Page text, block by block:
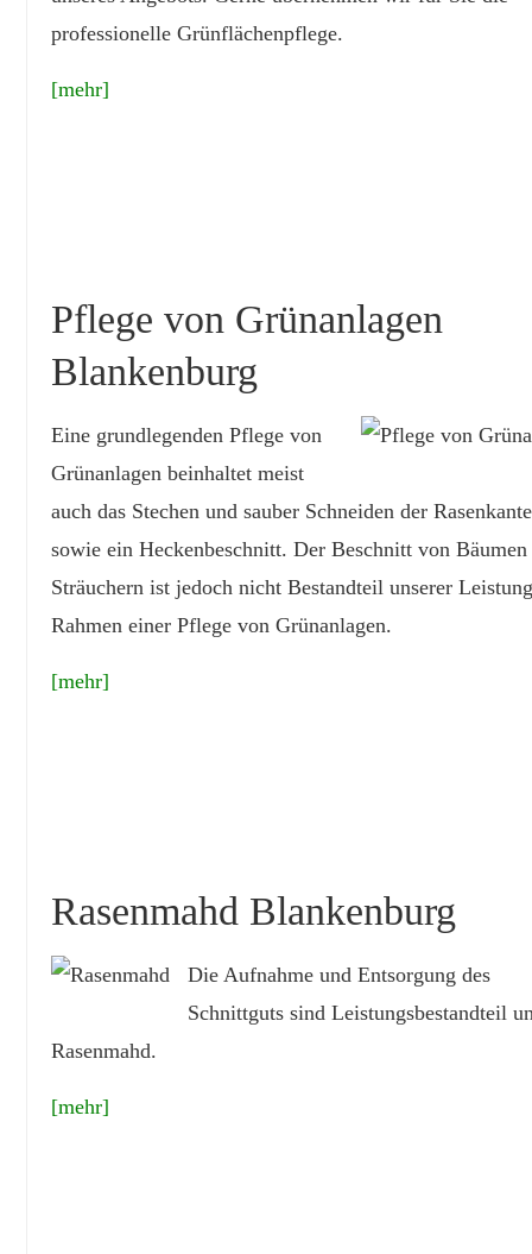
professionelle Grünflächenpflege.
[mehr]
Pflege von Grünanlagen
Blankenburg
Eine grundlegenden Pflege von
Grünanlagen beinhaltet meist
auch das Stechen und sauber Schneiden der
sowie ein Heckenbeschnitt. Der Beschnitt von
Sträuchern ist jedoch nicht Bestandteil unserer
Rahmen einer Pflege von Grünanlagen.
[mehr]
Rasenmahd Blankenburg
Die Aufnahme und Entsorgung des
Schnittguts sind Leistungsbestandteil
Rasenmahd.
[mehr]